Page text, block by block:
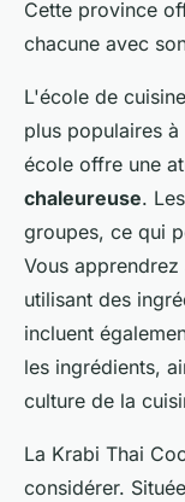
Cette province
chacune avec
L'école de
plus populaires
école offre une
chaleureuse.
groupes, ce qui
Vous
utilisant des
incluent
les ingrédients,
culture de la
La Krabi Thai
considérer.